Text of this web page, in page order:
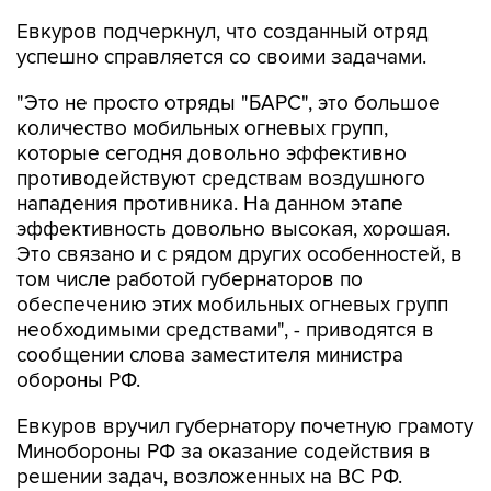
Евкуров подчеркнул, что созданный отряд
успешно справляется со своими задачами.
"Это не просто отряды "БАРС", это большое
количество мобильных огневых групп,
которые сегодня довольно эффективно
противодействуют средствам воздушного
нападения противника. На данном этапе
эффективность довольно высокая, хорошая.
Это связано и с рядом других особенностей, в
том числе работой губернаторов по
обеспечению этих мобильных огневых групп
необходимыми средствами", - приводятся в
сообщении слова заместителя министра
обороны РФ.
Евкуров вручил губернатору почетную грамоту
Минобороны РФ за оказание содействия в
решении задач, возложенных на ВС РФ.